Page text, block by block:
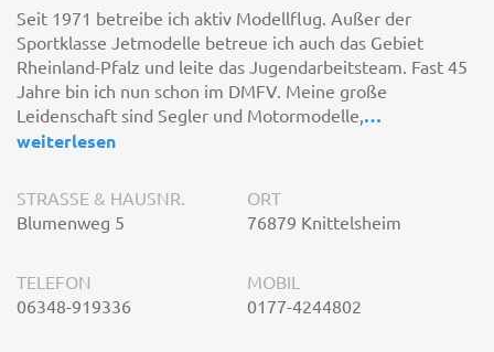
Seit 1971 betreibe ich aktiv Modellflug. Außer der
Sportklasse Jetmodelle betreue ich auch das Gebiet
Rheinland-Pfalz und leite das Jugendarbeitsteam. Fast 45
Jahre bin ich nun schon im DMFV. Meine große
Leidenschaft sind Segler und Motormodelle, …
weiterlesen
STRASSE & HAUSNR.
Blumenweg 5
ORT
76879 Knittelsheim
TELEFON
06348-919336
MOBIL
0177-4244802